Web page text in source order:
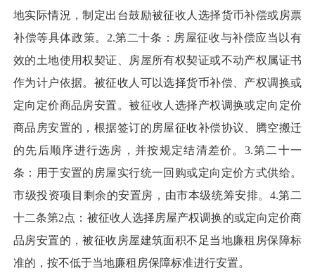
地实际情況，制定出台鼓励被征收人选择货币补偿或房票
补偿等具体政策。2.第二十条：房屋征收与补偿应当以有
效的土地使用权契证、房屋所有权契证或不动产权属证书
作为计户依据。被征收人可以选择货币补偿、产权调换或
定向定价商品房安置。被征收人选择产权调换或定向定价
商品房安置的，根据签订的房屋征收补偿协议、腾空搬迁
的先后顺序进行选房，并按规定结清差价。3.第二十一
条：用于安置的房屋实行统一回购或定向定价方式供给。
市级投资项目剩余的安置房，由市本级统筹安排。4.第二
十二条第2点：被征收人选择房屋产权调换的或定向定价商
品房安置的，被征收房屋建筑面积不足当地廉租房保障标
准的，按不低于当地廉租房保障标准进行安置。